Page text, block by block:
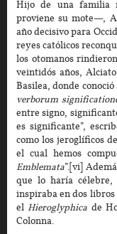
Hijo de una familia
proviene su mote—,
año decisivo para
reyes católicos
los otomanos
veintidós años,
Basilea, donde
verborum
entre signo,
es significante”,
como los jeroglíficos
el cual hemos
Emblemata”.[vi]
que lo haría célebre,
inspiraba en dos
el Hieroglyphica de
Colonna.